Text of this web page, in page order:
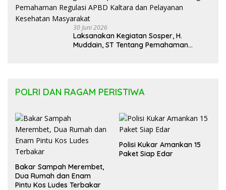
30 Juni 2026
Laksanakan Kegiatan Sosper, H.
Muddain, ST Tentang Pemahaman
POLRI DAN RAGAM PERISTIWA
Bakar Sampah Merembet,
Dua Rumah dan Enam
Pintu Kos Ludes Terbakar
Polisi Kukar Amankan 15
Paket Siap Edar